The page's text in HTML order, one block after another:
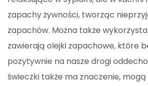
zapachy żywności, tworząc
zapachów. Można także
zawierają olejki zapachowe, które
pozytywnie na nasze drogi
świeczki także ma znaczenie,